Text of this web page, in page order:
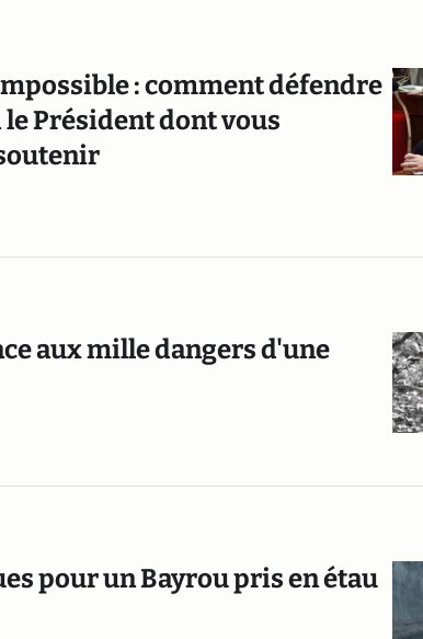
: comment défendre
Président dont vous
aux mille dangers d'une
pour un Bayrou pris en étau